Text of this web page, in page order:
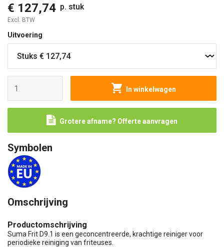
€ 127,74 p. stuk
Excl. BTW
Uitvoering
In winkelwagen
Grotere afname? Offerte aanvragen
Symbolen
Omschrijving
Productomschrijving
Suma Frit D9.1 is een geconcentreerde, krachtige reiniger voor
periodieke reiniging van friteuses.